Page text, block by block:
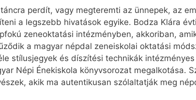
perdít, vagy megteremti az ünnepek, az
a legszebb hivatások egyike. Bodza Klára
zeneoktatási intézményben, akkoriban,
a magyar népdal zeneiskolai oktatási
stílusjegyek és díszítési technikák
Népi Énekiskola könyvsorozat megalkotása.
akik ma autentikusan szólaltatják meg